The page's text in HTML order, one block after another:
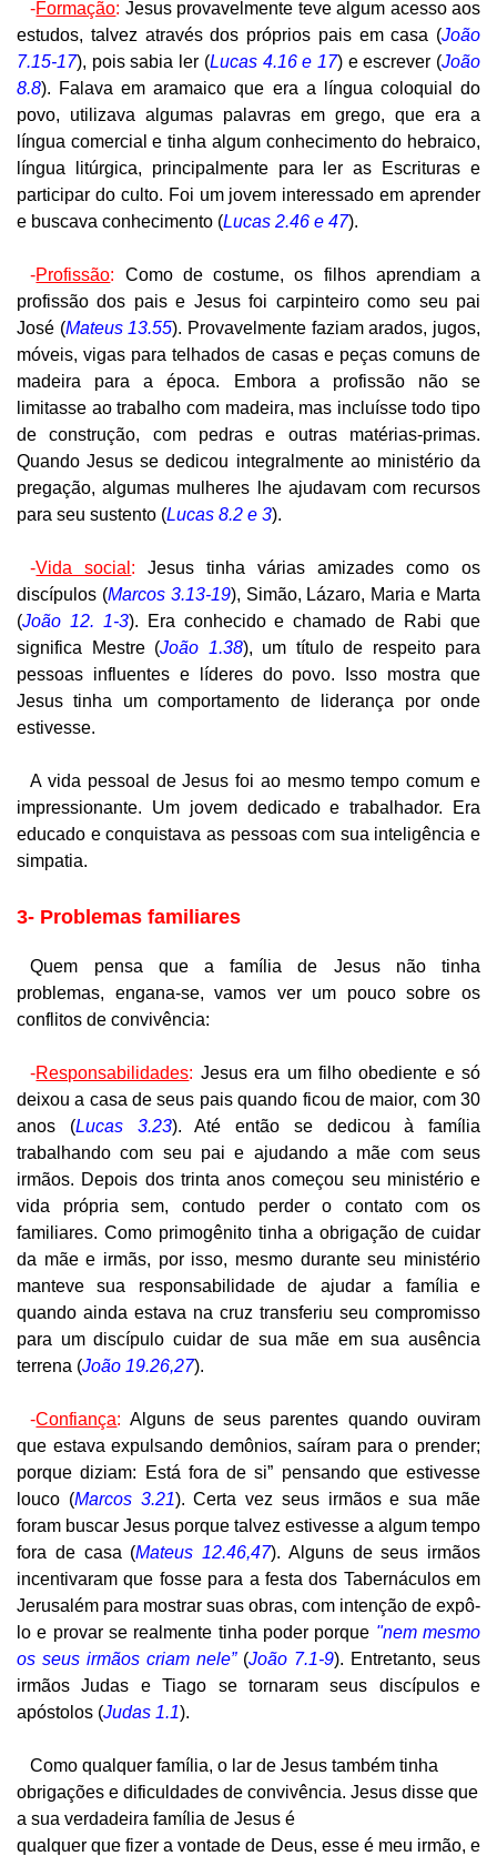
-Formação: Jesus provavelmente teve algum acesso aos
estudos, talvez através dos próprios pais em casa (João
7.15-17), pois sabia ler (Lucas 4.16 e 17) e escrever (João
8.8). Falava em aramaico que era a língua coloquial do
povo, utilizava algumas palavras em grego, que era a
língua comercial e tinha algum conhecimento do hebraico,
língua litúrgica, principalmente para ler as Escrituras e
participar do culto. Foi um jovem interessado em aprender
e buscava conhecimento (Lucas 2.46 e 47).
-Profissão: Como de costume, os filhos aprendiam a
profissão dos pais e Jesus foi carpinteiro como seu pai
José (Mateus 13.55). Provavelmente faziam arados, jugos,
móveis, vigas para telhados de casas e peças comuns de
madeira para a época. Embora a profissão não se
limitasse ao trabalho com madeira, mas incluísse todo tipo
de construção, com pedras e outras matérias-primas.
Quando Jesus se dedicou integralmente ao ministério da
pregação, algumas mulheres lhe ajudavam com recursos
para seu sustento (Lucas 8.2 e 3).
-Vida social : Jesus tinha várias amizades como os
discípulos (Marcos 3.13-19), Simão, Lázaro, Maria e Marta
(João 12. 1-3). Era conhecido e chamado de Rabi que
significa Mestre (João 1.38), um título de respeito para
pessoas influentes e líderes do povo. Isso mostra que
Jesus tinha um comportamento de liderança por onde
estivesse.
A vida pessoal de Jesus foi ao mesmo tempo comum e
impressionante. Um jovem dedicado e trabalhador. Era
educado e conquistava as pessoas com sua inteligência e
simpatia.
3- Problemas familiares
Quem pensa que a família de Jesus não tinha
problemas, engana-se, vamos ver um pouco sobre os
conflitos de convivência:
-Responsabilidades: Jesus era um filho obediente e só
deixou a casa de seus pais quando ficou de maior, com 30
anos (Lucas 3.23). Até então se dedicou à família
trabalhando com seu pai e ajudando a mãe com seus
irmãos. Depois dos trinta anos começou seu ministério e
vida própria sem, contudo perder o contato com os
familiares. Como primogênito tinha a obrigação de cuidar
da mãe e irmãs, por isso, mesmo durante seu ministério
manteve sua responsabilidade de ajudar a família e
quando ainda estava na cruz transferiu seu compromisso
para um discípulo cuidar de sua mãe em sua ausência
terrena (João 19.26,27).
-Confiança: Alguns de seus parentes quando ouviram
que estava expulsando demônios,saíram para o prender;
porque diziam: Está fora de si” pensando que estivesse
louco (Marcos 3.21). Certa vez seus irmãos e sua mãe
foram buscar Jesus porque talvez estivesse a algum tempo
fora de casa (Mateus 12.46,47). Alguns de seus irmãos
incentivaram que fosse para a festa dos Tabernáculos em
Jerusalém para mostrar suas obras, com intenção de expô-
lo e provar se realmente tinha poder porque "nem mesmo
os seus irmãos criam nele”(João 7.1-9). Entretanto, seus
irmãos Judas e Tiago se tornaram seus discípulos e
apóstolos (Judas 1.1).
Como qualquer família, o lar de Jesus também tinha
obrigações e dificuldades de convivência. Jesus disse que
a sua verdadeira família de Jesus é
qualquer que fizer a vontade de Deus, esse é meu irmão, e